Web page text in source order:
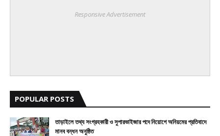
Responsive Advertisement
POPULAR POSTS
তাড়াইলে তথ্য সংগ্রহকারী ও সুপারভাইজার পদে নিয়োগে অনিয়মের প্রতিবাদে
মানব বন্ধন অনুষ্ঠিত